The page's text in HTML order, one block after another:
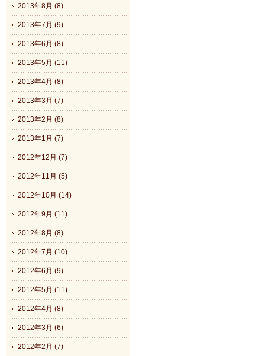
2013年8月 (8)
2013年7月 (9)
2013年6月 (8)
2013年5月 (11)
2013年4月 (8)
2013年3月 (7)
2013年2月 (8)
2013年1月 (7)
2012年12月 (7)
2012年11月 (5)
2012年10月 (14)
2012年9月 (11)
2012年8月 (8)
2012年7月 (10)
2012年6月 (9)
2012年5月 (11)
2012年4月 (8)
2012年3月 (6)
2012年2月 (7)